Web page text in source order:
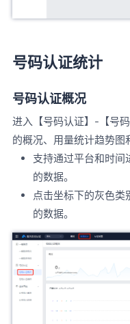
号码认证统计
号码认证概况
进入【号码认证】-【号
的概况、用量统计趋势图
支持通过平台和时间
的数据。
点击坐标下的灰色
的数据。